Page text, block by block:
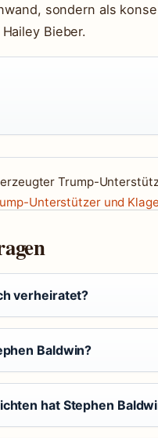
sondern als
Bieber.
Trump-
Unterstützer und
verheiratet?
Baldwin?
hat Stephen